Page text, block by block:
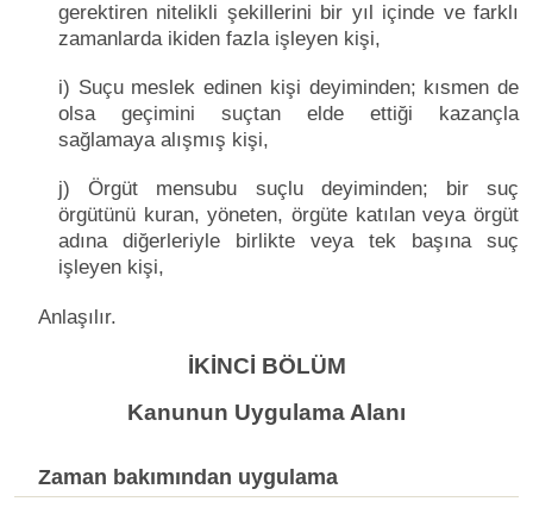
gerektiren nitelikli şekillerini bir yıl içinde ve farklı
zamanlarda ikiden fazla işleyen kişi,
i) Suçu meslek edinen kişi deyiminden; kısmen de
olsa geçimini suçtan elde ettiği kazançla
sağlamaya alışmış kişi,
j) Örgüt mensubu suçlu deyiminden; bir suç
örgütünü kuran, yöneten, örgüte katılan veya örgüt
adına diğerleriyle birlikte veya tek başına suç
işleyen kişi,
Anlaşılır.
İKİNCİ BÖLÜM
Kanunun Uygulama Alanı
Zaman bakımından uygulama